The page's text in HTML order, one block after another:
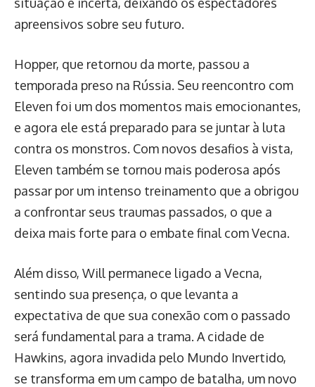
apreensivos sobre seu futuro.
Hopper, que retornou da morte, passou a
temporada preso na Rússia. Seu reencontro com
Eleven foi um dos momentos mais emocionantes,
e agora ele está preparado para se juntar à luta
contra os monstros. Com novos desafios à vista,
Eleven também se tornou mais poderosa após
passar por um intenso treinamento que a obrigou
a confrontar seus traumas passados, o que a
deixa mais forte para o embate final com Vecna.
Além disso, Will permanece ligado a Vecna,
sentindo sua presença, o que levanta a
expectativa de que sua conexão com o passado
será fundamental para a trama. A cidade de
Hawkins, agora invadida pelo Mundo Invertido,
se transforma em um campo de batalha, um novo